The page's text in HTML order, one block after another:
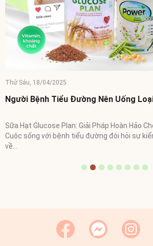
Thứ Sáu, 18/04/2025
Người Bệnh Tiểu Đường Nên Uống
Sữa Hạt Glucose Plan: Giải Pháp Hoàn Hảo
Cuộc sống với bệnh tiểu đường đòi hỏi sự
về...